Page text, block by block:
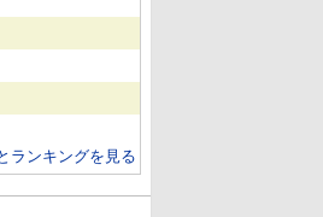
ランキングを見る